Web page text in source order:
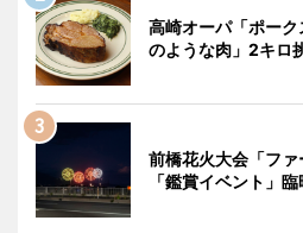
高崎オーパ「ポー
のような肉」2キロ
前橋花火大会「フ
「鑑賞イベント」